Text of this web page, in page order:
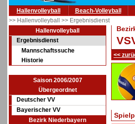
Hallenvolleyball Beach-Volleyball
>> Hallenvolleyball >> Ergebnisdienst
Hallenvolleyball
Ergebnisdienst
Mannschaftssuche
Historie
Saison 2006/2007
Übergeordnet
Deutscher VV
Bayerischer VV
Bezirk Niederbayern
<<